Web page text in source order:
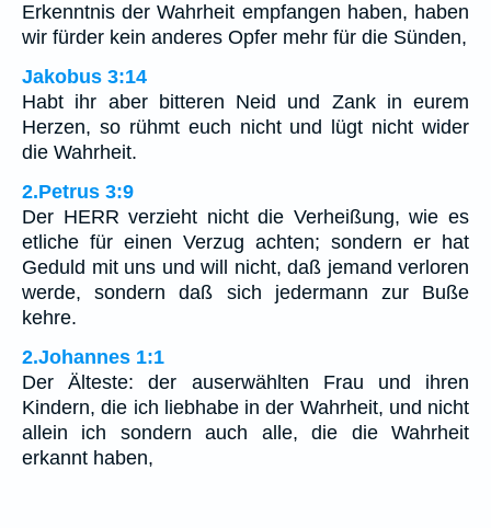
Erkenntnis der Wahrheit empfangen haben, haben
wir fürder kein anderes Opfer mehr für die Sünden,
Jakobus 3:14
Habt ihr aber bitteren Neid und Zank in eurem
Herzen, so rühmt euch nicht und lügt nicht wider
die Wahrheit.
2.Petrus 3:9
Der HERR verzieht nicht die Verheißung, wie es
etliche für einen Verzug achten; sondern er hat
Geduld mit uns und will nicht, daß jemand verloren
werde, sondern daß sich jedermann zur Buße
kehre.
2.Johannes 1:1
Der Älteste: der auserwählten Frau und ihren
Kindern, die ich liebhabe in der Wahrheit, und nicht
allein ich sondern auch alle, die die Wahrheit
erkannt haben,